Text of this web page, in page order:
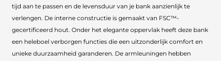
tijd aan te passen en de levensduur van je bank aanzienlijk te
verlengen. De interne constructie is gemaakt van FSC™-
gecertificeerd hout. Onder het elegante oppervlak heeft deze bank
een heleboel verborgen functies die een uitzonderlijk comfort en
unieke duurzaamheid garanderen. De armleuningen hebben